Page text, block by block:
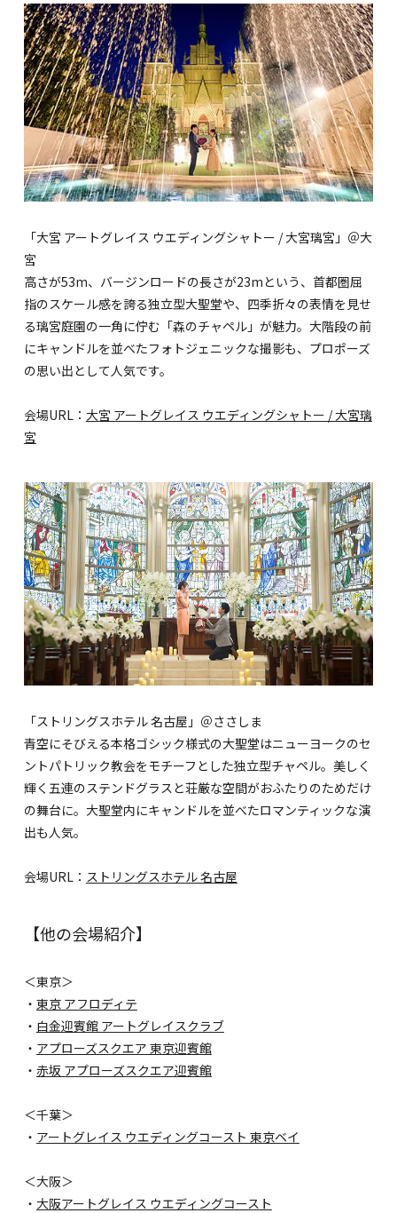
「大宮 アートグレイス ウエディングシャトー / 大宮璃宮」＠大
宮
高さが53m、バージンロードの長さが23mという、首都圏屈
指のスケール感を誇る独立型大聖堂や、四季折々の表情を見せ
る璃宮庭園の一角に佇む「森のチャペル」が魅力。大階段の前
にキャンドルを並べたフォトジェニックな撮影も、プロポーズ
の思い出として人気です。
会場URL： 大宮 アートグレイス ウエディングシャトー / 大宮璃
宮
「ストリングスホテル 名古屋」＠ささしま
青空にそびえる本格ゴシック様式の大聖堂はニューヨークのセ
ントパトリック教会をモチーフとした独立型チャペル。美しく
輝く五連のステンドグラスと荘厳な空間がおふたりのためだけ
の舞台に。大聖堂内にキャンドルを並べたロマンティックな演
出も人気。
会場URL： ストリングスホテル 名古屋
【他の会場紹介】
＜東京＞
・ 東京 アフロディテ
・ 白金迎賓館 アートグレイスクラブ
・ アプローズスクエア 東京迎賓館
・ 赤坂 アプローズスクエア迎賓館
＜千葉＞
・ アートグレイス ウエディングコースト 東京ベイ
＜大阪＞
・ 大阪アートグレイス ウエディングコースト